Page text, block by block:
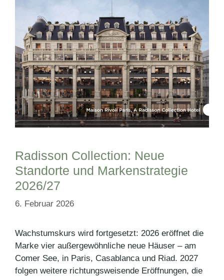
Radisson Collection: Neue
Standorte und Markenstrategie
2026/27
6. Februar 2026
Wachstumskurs wird fortgesetzt: 2026 eröffnet die
Marke vier außergewöhnliche neue Häuser – am
Comer See, in Paris, Casablanca und Riad. 2027
folgen weitere richtungsweisende Eröffnungen, die